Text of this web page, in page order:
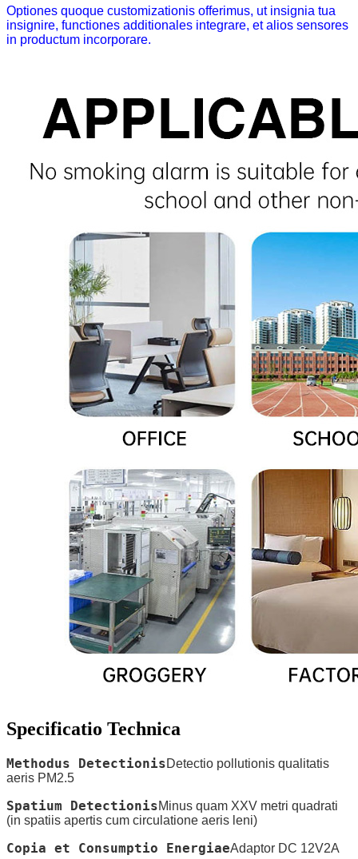
Optiones quoque customizationis offerimus, ut insignia tua
insignire, functiones additionales integrare, et alios sensores
in productum incorporare.
Specificatio Technica
Methodus DetectionisDetectio pollutionis qualitatis
aeris PM2.5
Spatium DetectionisMinus quam XXV metri quadrati
(in spatiis apertis cum circulatione aeris leni)
Copia et Consumptio EnergiaeAdaptor DC 12V2A